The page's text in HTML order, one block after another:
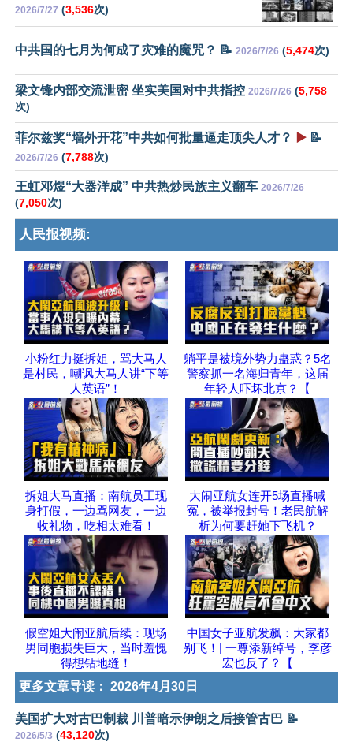
2026/7/27 (3,536次)
中共国的七月为何成了灾难的魔咒？ 📝 2026/7/26 (5,474次)
梁文锋内部交流泄密 坐实美国对中共指控 2026/7/26 (5,758
次)
菲尔兹奖“墙外开花”中共如何批量逼走顶尖人才？ ▶️ 📝
2026/7/26 (7,788次)
王虹邓煜“大器洋成” 中共热炒民族主义翻车 2026/7/26
(7,050次)
人民报视频:
小粉红力挺拆姐，骂大马人
是村民，嘲讽大马人讲“下等
人英语”！
躺平是被境外势力蛊惑？5名
警察抓一名海归青年，这届
年轻人吓坏北京？【
拆姐大马直播：南航员工现
身打假，一边骂网友，一边
收礼物，吃相太难看！
大闹亚航女连开5场直播喊
冤，被举报封号！老民航解
析为何要赶她下飞机？
假空姐大闹亚航后续：现场
男同胞损失巨大，当时羞愧
得想钻地缝！
中国女子亚航发飙：大家都
别飞！| 一尊添新绰号，李彦
宏也反了？【
更多文章导读： 2026年4月30日
美国扩大对古巴制裁 川普暗示伊朗之后接管古巴 📝
2026/5/3 (43,120次)